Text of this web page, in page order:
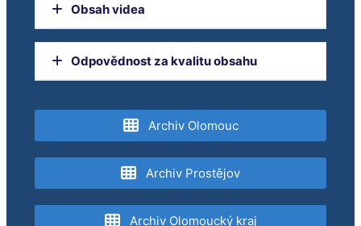
Obsah videa
Radnice zpřísnila pravidla odpalování
Nové hlásiče, hladinoměry a srážkoměr posílí
Ježíškova alej v Šemberově ulici
Pozvánka na městský bál
OK – Scholaris poradil deváťákům s výběrem
Odpovědnost za kvalitu obsahu
televizního vysílání je Rada pro rozhlasové a
televizní vysílání.
Archiv Olomouc
Archiv Prostějov
Archiv Olomoucký kraj